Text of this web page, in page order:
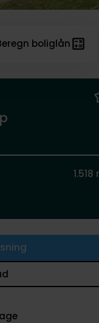
1.518
boliglån